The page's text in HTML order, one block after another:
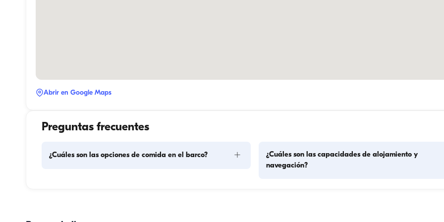
Abrir en Google Maps
Preguntas frecuentes
¿Cuáles son las opciones de comida en el barco? +
¿Cuáles son las capacidades de alojamiento y
navegación?